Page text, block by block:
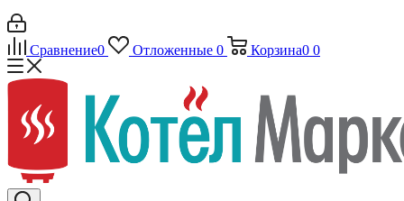
Сравнение0 Отложенные 0 Корзина0 0